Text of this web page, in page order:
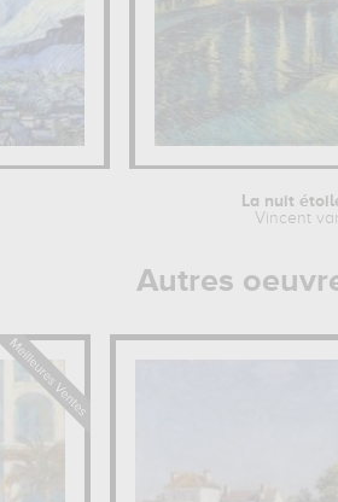
La nuit
Vincent
Autres